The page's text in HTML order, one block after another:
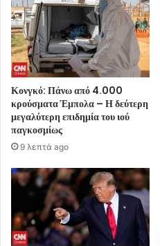
Κονγκό: Πάνω από 4.000
κρούσματα Έμπολα – Η δεύτερη
μεγαλύτερη επιδημία του ιού
παγκοσμίως
9 λεπτά ago